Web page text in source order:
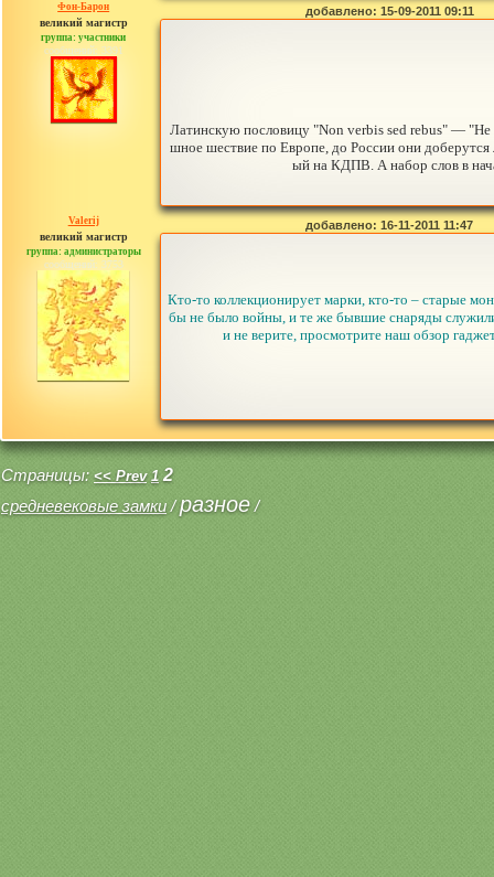
Фон-Барон
великий магистр
группа: участники
сообщений: 3391
добавлено: 15-09-2011 09:11
Латинскую пословицу "Non verbis sed rebus" — "Не
шное шествие по Европе, до России они доберутся
ый на КДПВ. А набор слов в
Valerij
великий магистр
группа: администраторы
сообщений: 3753
добавлено: 16-11-2011 11:47
Кто-то коллекционирует марки, кто-то – старые
бы не было войны, и те же бывшие снаряды
и не верите, просмотрите наш обзор
Страницы: << Prev 1 2
средневековые замки/разное/